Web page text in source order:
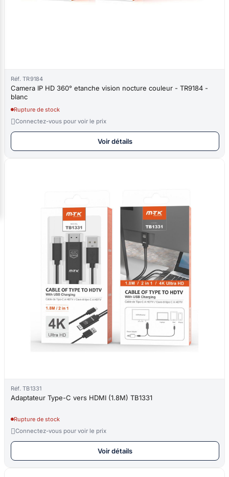
Réf. TR9184
Camera IP HD 360° etanche vision nocture couleur - TR9184 -
blanc
Rupture de stock
Connectez-vous pour voir le prix
Voir détails
Réf. TB1331
Adaptateur Type-C vers HDMI (1.8M) TB1331
Rupture de stock
Connectez-vous pour voir le prix
Voir détails